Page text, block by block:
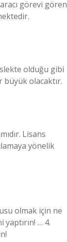
görevi gören
olduğu gibi
büyük olacaktır.
Lisans
yönelik
olmak için ne
… 4.